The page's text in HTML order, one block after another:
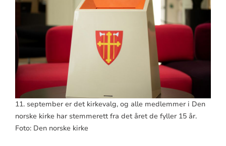
11. september er det kirkevalg, og alle medlemmer i Den
norske kirke har stemmerett fra det året de fyller 15 år.
Foto: Den norske kirke